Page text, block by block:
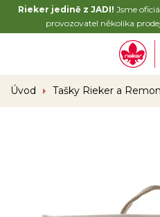
Rieker jedině z JADI! Jsme
provozovatel několika
Úvod Tašky Rieker a